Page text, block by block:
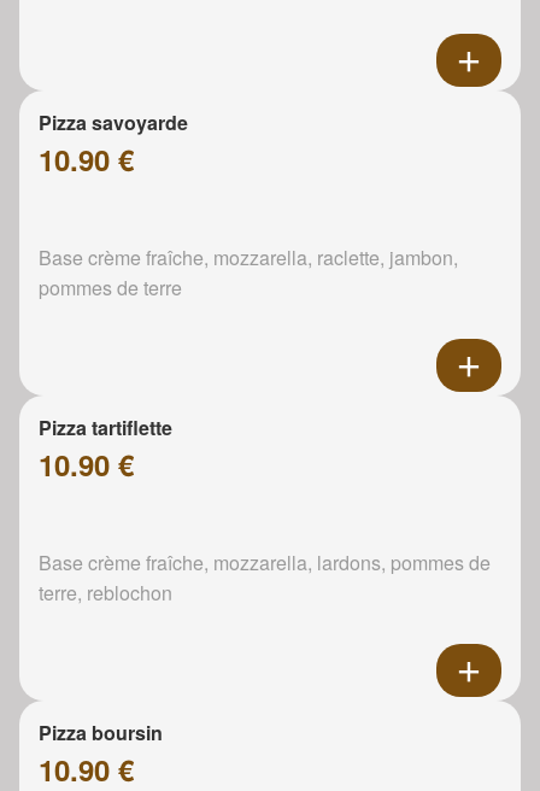
Pizza savoyarde
10.90 €
Base crème fraîche, mozzarella, raclette, jambon,
pommes de terre
Pizza tartiflette
10.90 €
Base crème fraîche, mozzarella, lardons, pommes de
terre, reblochon
Pizza boursin
10.90 €